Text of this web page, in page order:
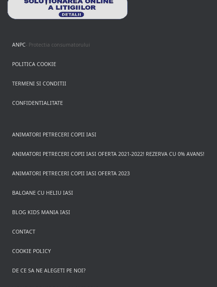
ANPC- Protectia consumatorului
POLITICA COOKIE
TERMENI SI CONDITII
CONFIDENTIALITATE
ANIMATORI PETRECERI COPII IASI
ANIMATORI PETRECERI COPII IASI OFERTA 2021-2022! REZERVA CU 0% AVANS!
ANIMATORI PETRECERI COPII IASI OFERTA 2023
BALOANE CU HELIU IASI
BLOG KIDS MANIA IASI
CONTACT
COOKIE POLICY
DE CE SA NE ALEGETI PE NOI?